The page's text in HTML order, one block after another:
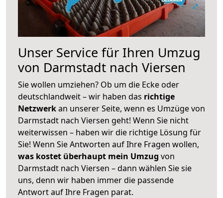
Unser Service für Ihren Umzug
von Darmstadt nach Viersen
Sie wollen umziehen? Ob um die Ecke oder
deutschlandweit – wir haben das richtige
Netzwerkan unserer Seite, wenn es Umzüge von
Darmstadt nach Viersen geht! Wenn Sie nicht
weiterwissen – haben wir die richtige Lösung für
Sie! Wenn Sie Antworten auf Ihre Fragen wollen,
was kostet überhaupt mein Umzug von
Darmstadt nach Viersen – dann wählen Sie sie
uns, denn wir haben immer die passende
Antwort auf Ihre Fragen parat.